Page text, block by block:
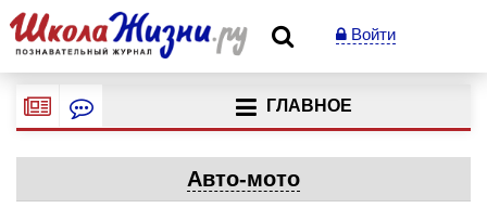
Войти
ГЛАВНОЕ
Авто-мото